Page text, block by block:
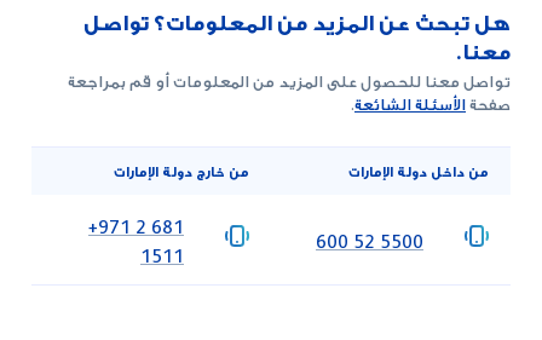
هل تبحث عن المزيد من المعلومات؟ تواصل
معنا.
تواصل معنا للحصول على المزيد من المعلومات أو قم بمراجعة
صفحةالأسئلة الشائعة.
من داخل دولة الإمارات من خارج دولة الإمارات
‎600 52 5500
‎+971 2 681
1511